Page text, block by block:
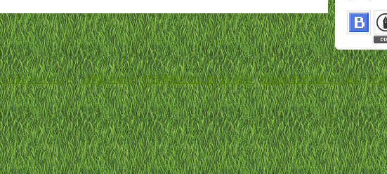
バシーポリシー-お問い合わせ-特定商取引法に基づく表示-資金決済法に基づく表示-セ